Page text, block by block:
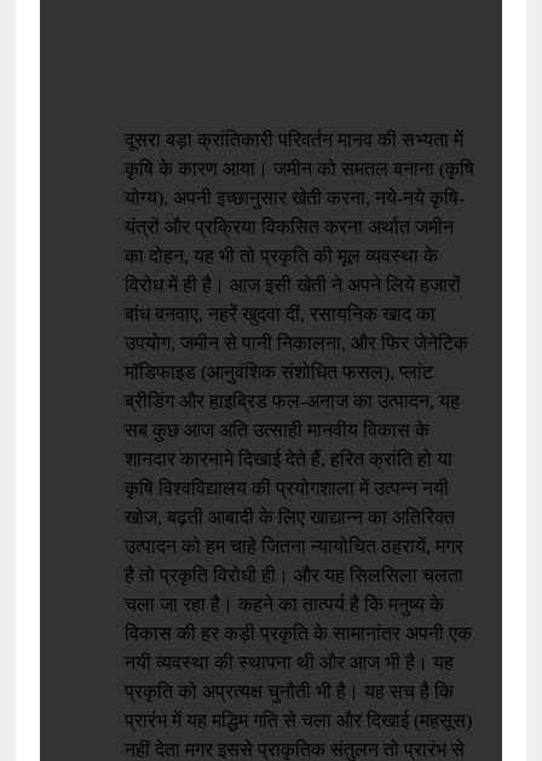
दूसरा बड़ा क्रांतिकारी परिवर्तन मानव की सभ्यता में
कृषि के कारण आया। जमीन को समतल बनाना (कृषि
योग्य), अपनी इच्छानुसार खेती करना, नये-नये कृषि-
यंत्रों और प्रक्रिया विकसित करना अर्थात जमीन
का दोहन, यह भी तो प्रकृति की मूल व्यवस्था के
विरोध में ही है। आज इसी खेती ने अपने लिये हजारों
बांध बनवाए, नहरें खुदवा दीं, रसायनिक खाद का
उपयोग, जमीन से पानी निकालना, और फिर जेनेटिक
मॉडिफाइड (आनुवंशिक संशोधित फसल), प्लांट
ब्रीडिंग और हाइब्रिड फल-अनाज का उत्पादन, यह
सब कुछ आज अति उत्साही मानवीय विकास के
शानदार कारनामे दिखाई देते हैं, हरित क्रांति हो या
कृषि विश्वविद्यालय की प्रयोगशाला में उत्पन्न नयी
खोज, बढ़ती आबादी के लिए खाद्यान्न का अतिरिक्त
उत्पादन को हम चाहे जितना न्यायोचित ठहरायें, मगर
है तो प्रकृति विरोधी ही। और यह सिलसिला चलता
चला जा रहा है। कहने का तात्पर्य है कि मनुष्य के
विकास की हर कड़ी प्रकृति के सामानांतर अपनी एक
नयी व्यवस्था की स्थापना थी और आज भी है। यह
प्रकृति को अप्रत्यक्ष चुनौती भी है। यह सच है कि
प्रारंभ में यह मद्धिम गति से चला और दिखाई (महसूस)
नहीं देता मगर इससे प्राकृतिक संतुलन तो प्रारंभ से